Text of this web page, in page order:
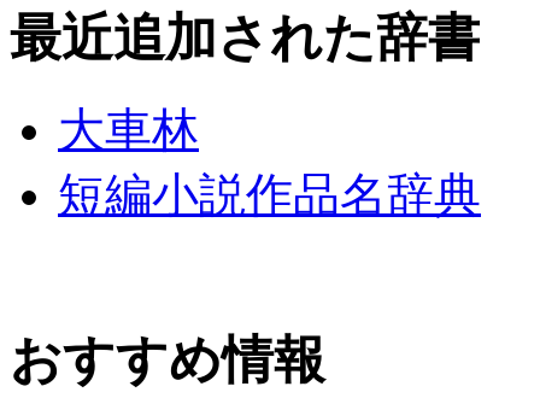
最近追加された辞書
大車林
短編小説作品名辞典
おすすめ情報